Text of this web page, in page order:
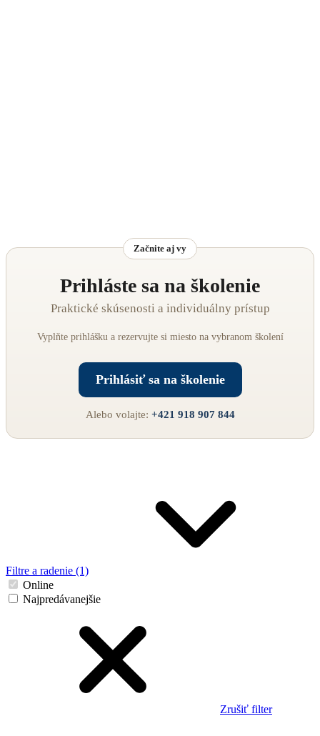
Začnite aj vy
Prihláste sa na školenie
Praktické skúsenosti a individuálny prístup
Vyplňte prihlášku a rezervujte si miesto na vybranom školení
Prihlásiť sa na školenie
Alebo volajte: +421 918 907 844
Filtre a radenie (1)
Online
Najpredávanejšie
Zrušiť filter